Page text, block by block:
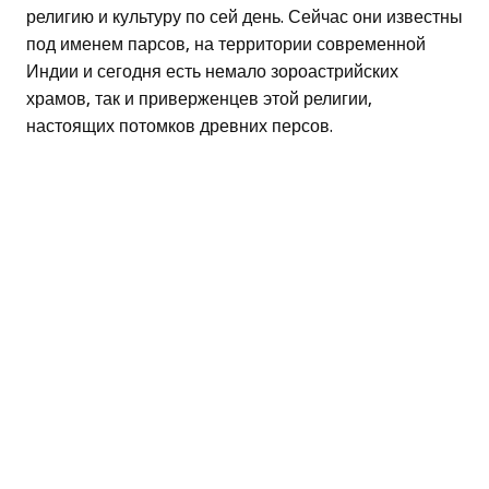
религию и культуру по сей день. Сейчас они известны
под именем парсов, на территории современной
Индии и сегодня есть немало зороастрийских
храмов, так и приверженцев этой религии,
настоящих потомков древних персов.